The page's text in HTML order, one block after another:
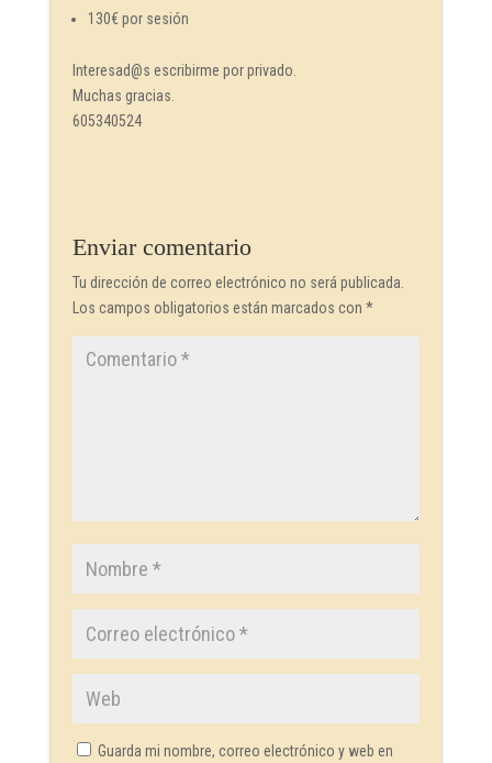
130€ por sesión
Interesad@s escribirme por privado.
Muchas gracias.
605340524
Enviar comentario
Tu dirección de correo electrónico no será publicada.
Los campos obligatorios están marcados con *
Guarda mi nombre, correo electrónico y web en